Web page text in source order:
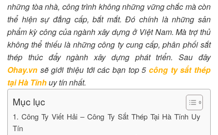
những tòa nhà, công trình không những vững chắc mà còn
thể hiện sự đẳng cấp, bắt mắt. Đó chính là những sản
phẩm kỳ công của ngành xây dựng ở Việt Nam. Mà trợ thủ
không thể thiếu là những công ty cung cấp, phân phối sắt
thép thúc đẩy ngành xây dựng phát triển. Sau đây
Ohay.vn sẽ giới thiệu tới các bạn top 5công ty sắt thép
tại Hà Tĩnhuy tín nhất.
Mục lục
1. Công Ty Viết Hải – Công Ty Sắt Thép Tại Hà Tĩnh Uy
Tín